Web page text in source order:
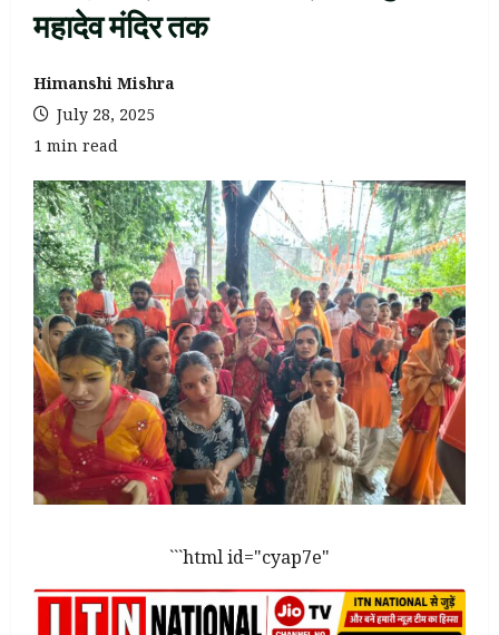
महादेव मंदिर तक
Himanshi Mishra
July 28, 2025
1 min read
```html id="cyap7e"